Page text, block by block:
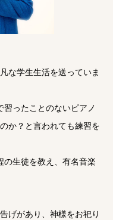
な学生生活を送っていま
ったことのないピアノ
か？と言われても練習を
の生徒を教え、有名音楽
げがあり、神様をお祀り